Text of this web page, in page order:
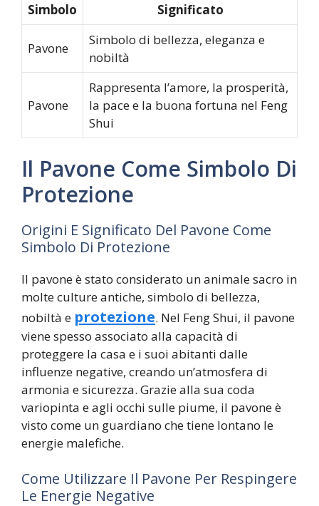
Simbolo Significato
Pavone
Simbolo di bellezza, eleganza e
nobiltà
Pavone
Rappresenta l’amore, la prosperità,
la pace e la buona fortuna nel Feng
Shui
Il Pavone Come Simbolo Di
Protezione
Origini E Significato Del Pavone Come
Simbolo Di Protezione
Il pavone è stato considerato un animale sacro in
molte culture antiche, simbolo di bellezza,
nobiltà e protezione. Nel Feng Shui, il pavone
viene spesso associato alla capacità di
proteggere la casa e i suoi abitanti dalle
influenze negative, creando un’atmosfera di
armonia e sicurezza. Grazie alla sua coda
variopinta e agli occhi sulle piume, il pavone è
visto come un guardiano che tiene lontano le
energie malefiche.
Come Utilizzare Il Pavone Per Respingere
Le Energie Negative